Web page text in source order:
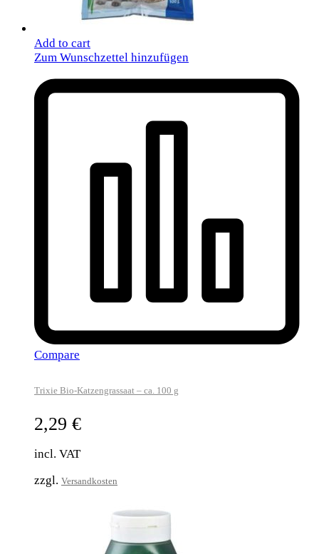
Add to cart
Zum Wunschzettel hinzufügen
Compare
Trixie Bio-Katzengrassaat – ca. 100 g
2,29 €
incl. VAT
zzgl. Versandkosten